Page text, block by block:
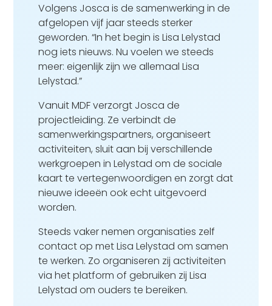
Volgens Josca is de samenwerking in de
afgelopen vijf jaar steeds sterker
geworden. “In het begin is Lisa Lelystad
nog iets nieuws. Nu voelen we steeds
meer: eigenlijk zijn we allemaal Lisa
Lelystad.”
Vanuit MDF verzorgt Josca de
projectleiding. Ze verbindt de
samenwerkingspartners, organiseert
activiteiten, sluit aan bij verschillende
werkgroepen in Lelystad om de sociale
kaart te vertegenwoordigen en zorgt dat
nieuwe ideeën ook echt uitgevoerd
worden.
Steeds vaker nemen organisaties zelf
contact op met Lisa Lelystad om samen
te werken. Zo organiseren zij activiteiten
via het platform of gebruiken zij Lisa
Lelystad om ouders te bereiken.